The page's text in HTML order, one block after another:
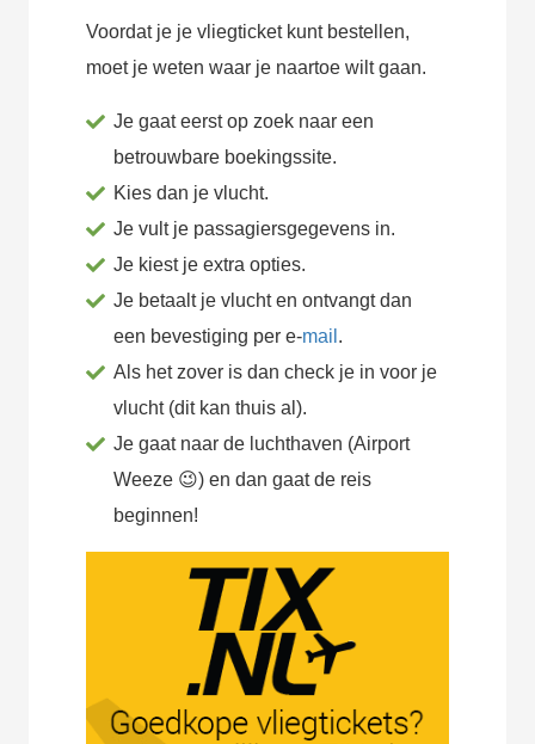
Voordat je je vliegticket kunt bestellen,
moet je weten waar je naartoe wilt gaan.
Je gaat eerst op zoek naar een
betrouwbare boekingssite.
Kies dan je vlucht.
Je vult je passagiersgegevens in.
Je kiest je extra opties.
Je betaalt je vlucht en ontvangt dan
een bevestiging per e-mail .
Als het zover is dan check je in voor je
vlucht (dit kan thuis al).
Je gaat naar de luchthaven (Airport
Weeze 😉) en dan gaat de reis
beginnen!